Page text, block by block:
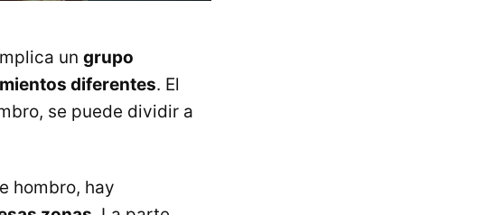
un grupo
diferentes. El
se puede dividir a
hombro, hay